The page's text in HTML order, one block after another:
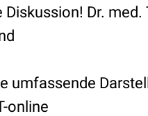
Diskussion! Dr.
umfassende
online